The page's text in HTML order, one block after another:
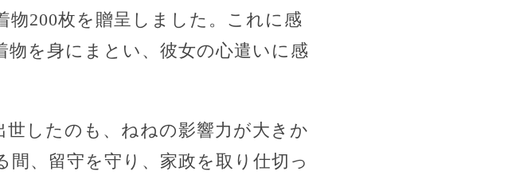
200枚を贈呈しました。これに感
を身にまとい、彼女の心遣いに感
したのも、ねねの影響力が大きか
、留守を守り、家政を取り仕切っ